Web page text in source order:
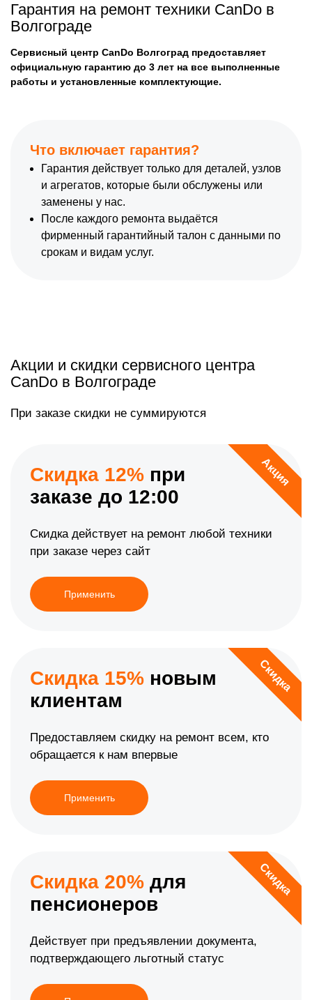
Гарантия на ремонт техники CanDo в
Волгограде
Сервисный центр CanDo Волгоград предоставляет
официальную гарантию до 3 лет на все выполненные
работы и установленные комплектующие.
Что включает гарантия?
Гарантия действует только для деталей, узлов
и агрегатов, которые были обслужены или
заменены у нас.
После каждого ремонта выдаётся
фирменный гарантийный талон с данными по
срокам и видам услуг.
Акции и скидки сервисного центра
CanDo в Волгограде
При заказе скидки не суммируются
Акция
Скидка 12% при
заказе до 12:00
Скидка действует на ремонт любой техники
при заказе через сайт
Применить
Скидка
Скидка 15% новым
клиентам
Предоставляем скидку на ремонт всем, кто
обращается к нам впервые
Применить
Скидка
Скидка 20% для
пенсионеров
Действует при предъявлении документа,
подтверждающего льготный статус